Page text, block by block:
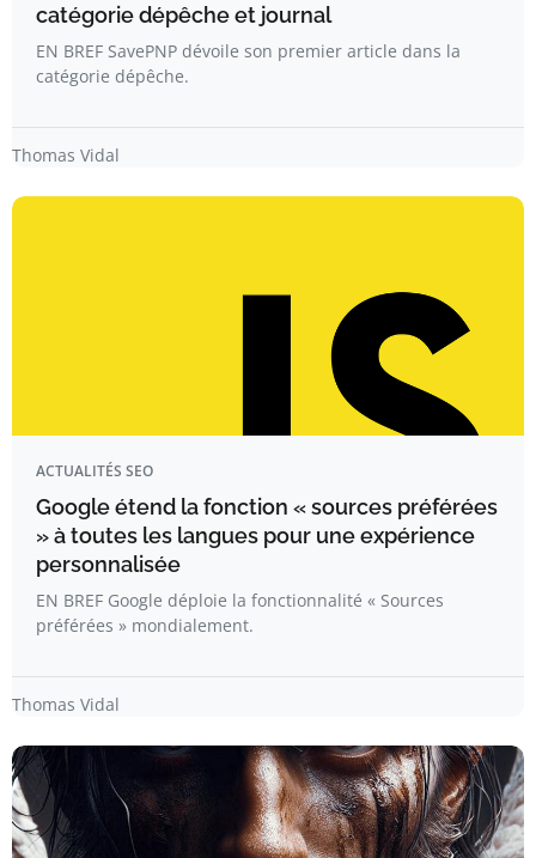
catégorie dépêche et journal
EN BREF SavePNP dévoile son premier article dans la
catégorie dépêche.
Thomas Vidal
ACTUALITÉS SEO
Google étend la fonction « sources préférées
» à toutes les langues pour une expérience
personnalisée
EN BREF Google déploie la fonctionnalité « Sources
préférées » mondialement.
Thomas Vidal